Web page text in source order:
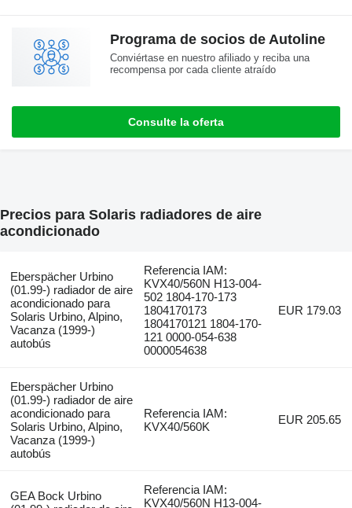
Programa de socios de Autoline
Conviértase en nuestro afiliado y reciba una
recompensa por cada cliente atraído
Consulte la oferta
Precios para Solaris radiadores de aire
acondicionado
Eberspächer Urbino
(01.99-) radiador de aire
acondicionado para
Solaris Urbino, Alpino,
Vacanza (1999-)
autobús
Referencia IAM:
KVX40/560N H13-004-
502 1804-170-173
1804170173
1804170121 1804-170-
121 0000-054-638
0000054638
EUR 179.03
Eberspächer Urbino
(01.99-) radiador de aire
acondicionado para
Solaris Urbino, Alpino,
Vacanza (1999-)
autobús
Referencia IAM:
KVX40/560K
EUR 205.65
GEA Bock Urbino
Referencia IAM:
KVX40/560N H13-004-